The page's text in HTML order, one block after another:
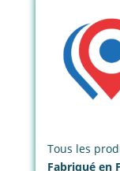
Tous les
Fabriqué en